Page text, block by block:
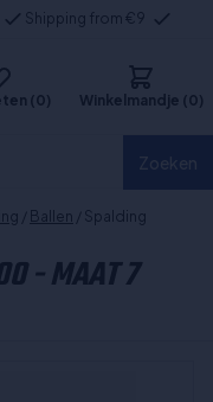
Shipping from €9
(0) Winkelmandje (0)
/ Ballen / Spalding
- MAAT 7